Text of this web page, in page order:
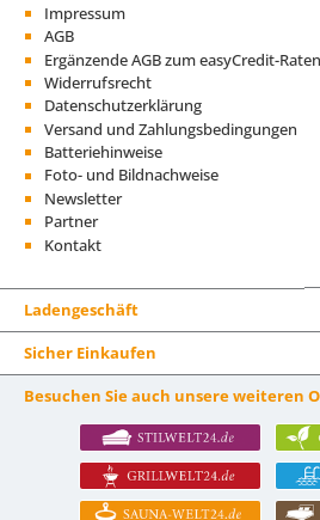
Impressum
AGB
Ergänzende AGB zum easyCredit-
Widerrufsrecht
Datenschutzerklärung
Versand und Zahlungsbedingungen
Batteriehinweise
Foto- und Bildnachweise
Newsletter
Partner
Kontakt
Ladengeschäft
Sicher Einkaufen
Besuchen Sie auch unsere weiteren